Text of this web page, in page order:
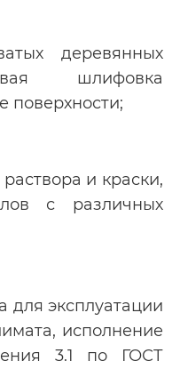
деревянных
шлифовка
поверхности;
и краски,
с различных
эксплуатации
исполнение
3.1 по ГОСТ